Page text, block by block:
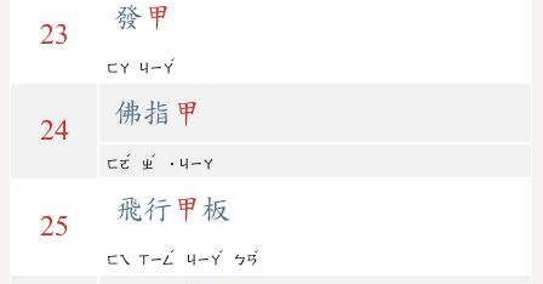
23
發 甲
ㄈㄚ ㄐㄧㄚ
ˇ
24
佛指 甲
ㄈㄛ
ˊ
ㄓ
ˇ
˙ㄐㄧㄚ
25
飛行 甲 板
ㄈㄟ ㄒㄧㄥ
ˊ
ㄐㄧㄚ
ˇ
ㄅㄢ
ˇ